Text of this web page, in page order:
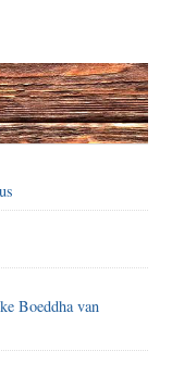
Boeddha van